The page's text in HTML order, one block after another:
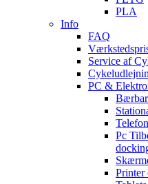
PLA
Info
FAQ
Service af
PC &
Pc
Printer